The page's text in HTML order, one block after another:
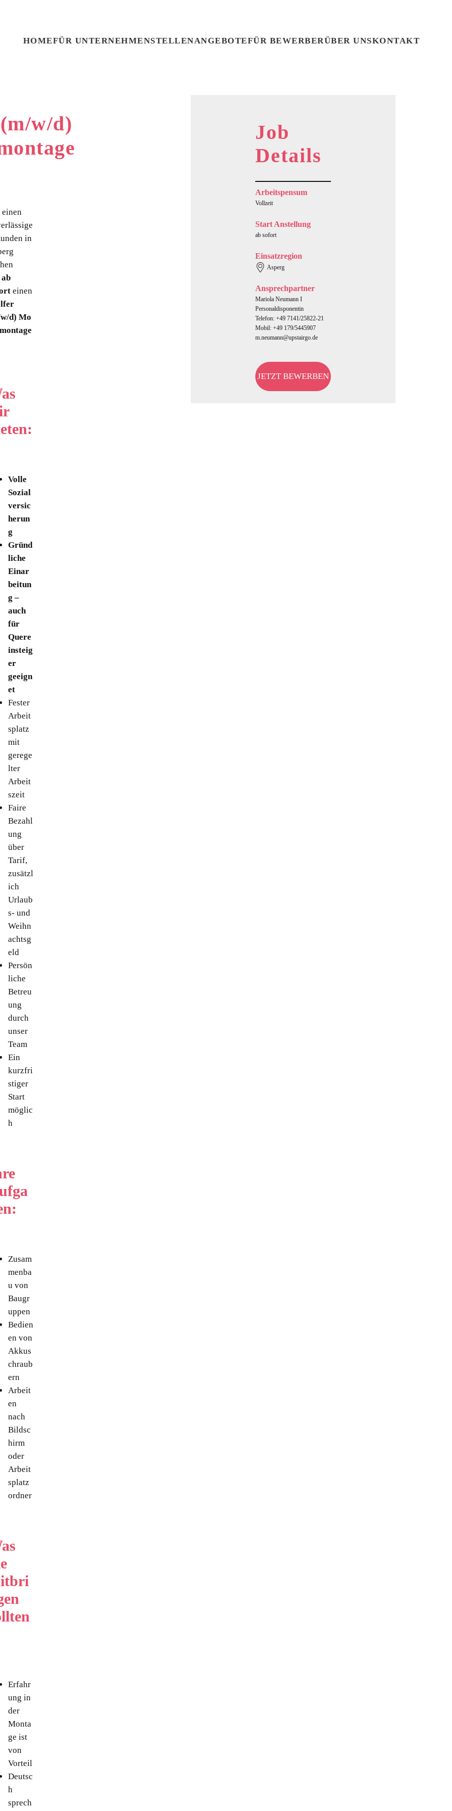
HOMEFÜR UNTERNEHMENSTELLENANGEBOTEFÜR BEWERBERÜBER UNSKONTAKT
w/d)
einen
in
ab
einen
d) Mo
Volle
Sozial
versic
herun
g
Gründ
liche
Einar
beitun
g –
auch
für
Quere
insteig
er
geeign
et
Fester
Arbeit
splatz
mit
gerege
lter
Arbeit
szeit
Faire
Bezahl
ung
über
Tarif,
zusätzl
ich
Urlaub
s- und
Weihn
achtsg
eld
Persön
liche
Betreu
ung
durch
unser
Team
Ein
kurzfri
stiger
Start
möglic
h
Zusam
menba
u von
Baugr
uppen
Bedien
en von
Akkus
chraub
ern
Arbeit
en
nach
Bildsc
hirm
oder
Arbeit
splatz
ordner
Erfahr
ung in
der
Monta
ge ist
von
Vorteil
Deutsc
h
sprech
Job
Details
Arbeitspensum
Vollzeit
Start Anstellung
ab sofort
Einsatzregion
Asperg
Ansprechpartner
Mariola Neumann I
Personaldisponentin
Telefon: +49 7141/25822-21
Mobil: +49 179/5445907
m.neumann@upstairgo.de
JETZT BEWERBEN